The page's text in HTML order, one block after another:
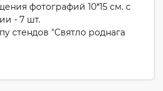
фотографий 10*15 см. с
- 7 шт.
стендов "Святло роднага